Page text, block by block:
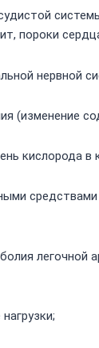
пороки
нервной
(изменение
кислорода в
легочной